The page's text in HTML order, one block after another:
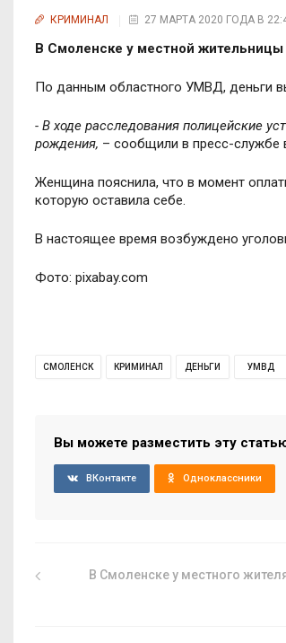
КРИМИНАЛ 27 МАРТА 2020 ГОДА В
В Смоленске у местной жительницы
По данным областного УМВД, деньги
- В ходе расследования полицейские
рождения, – сообщили в пресс-службе
Женщина пояснила, что в момент
которую оставила себе.
В настоящее время возбуждено
Фото: pixabay.com
СМОЛЕНСК КРИМИНАЛ ДЕНЬГИ УМВД
Вы можете разместить эту
ВКонтакте Одноклассники
В Смоленске у местного